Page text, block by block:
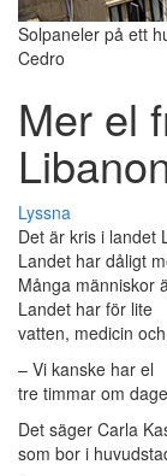
Solpaneler på ett
Cedro
Mer el
Lyssna
Det är kris i landet
Landet har dåligt
Många människor
Landet har för lite
vatten, medicin
– Vi kanske har el
tre timmar om
Det säger Carla
som bor i